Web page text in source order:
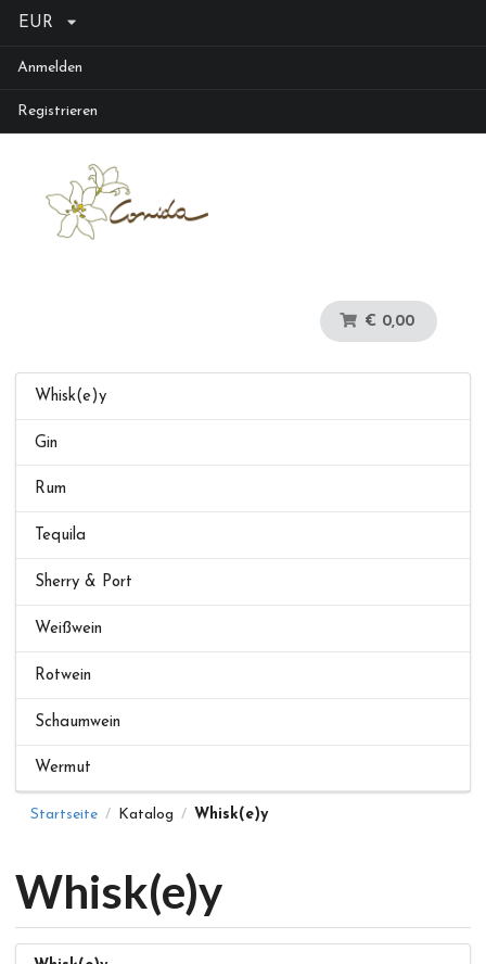
EUR
Anmelden
Registrieren
€ 0,00
Whisk(e)y
Gin
Rum
Tequila
Sherry & Port
Weißwein
Rotwein
Schaumwein
Wermut
Startseite / Katalog / Whisk(e)y
Whisk(e)y